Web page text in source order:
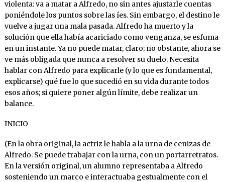
violenta: va a matar a Alfredo, no sin antes ajustarle cuentas
poniéndole los puntos sobre las íes. Sin embargo, el destino le
vuelve a jugar una mala pasada. Alfredo ha muerto y la
solución que ella había acariciado como venganza, se esfuma
en un instante. Ya no puede matar, claro; no obstante, ahora se
ve más obligada que nunca a resolver su duelo. Necesita
hablar con Alfredo para explicarle (y lo que es fundamental,
explicarse) qué fue lo que sucedió en su vida durante todos
esos años; si quiere poner algún límite, debe realizar un
balance.
INICIO
(En la obra original, la actriz le habla a la urna de cenizas de
Alfredo. Se puede trabajar con la urna, con un portarretratos.
En la versión original, un alumno representaba a Alfredo
sosteniendo un marco e interactuaba gestualmente con el